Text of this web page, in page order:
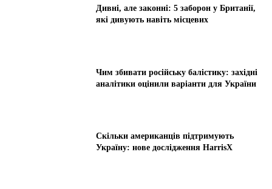
Дивні, але законні: 5 заборон у Британії,
які дивують навіть місцевих
Чим збивати російську балістику: західні
аналітики оцінили варіанти для України
Скільки американців підтримують
Україну: нове дослідження HarrisX